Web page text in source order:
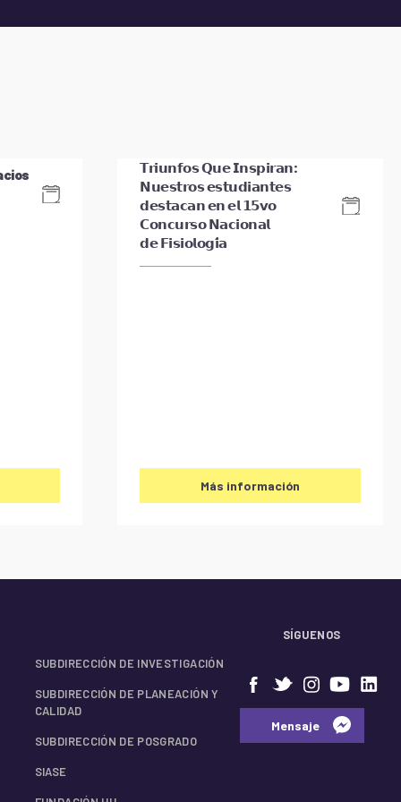
𝗧𝗿𝗶𝘂𝗻𝗳𝗼𝘀 𝗤𝘂𝗲 𝗜𝗻𝘀𝗽𝗶𝗿𝗮𝗻:
𝗡𝘂𝗲𝘀𝘁𝗿𝗼𝘀 𝗲𝘀𝘁𝘂𝗱𝗶𝗮𝗻𝘁𝗲𝘀
𝗱𝗲𝘀𝘁𝗮𝗰𝗮𝗻 𝗲𝗻 𝗲𝗹 𝟭𝟱𝘃𝗼
𝗖𝗼𝗻𝗰𝘂𝗿𝘀𝗼 𝗡𝗮𝗰𝗶𝗼𝗻𝗮𝗹
𝗱𝗲 𝗙𝗶𝘀𝗶𝗼𝗹𝗼𝗴𝗶́𝗮
Más información
SUBDIRECCIÓN DE INVESTIGACIÓN
SUBDIRECCIÓN DE PLANEACIÓN Y
CALIDAD
SUBDIRECCIÓN DE POSGRADO
SIASE
SÍGUENOS
⠀⠀Mensaje⠀